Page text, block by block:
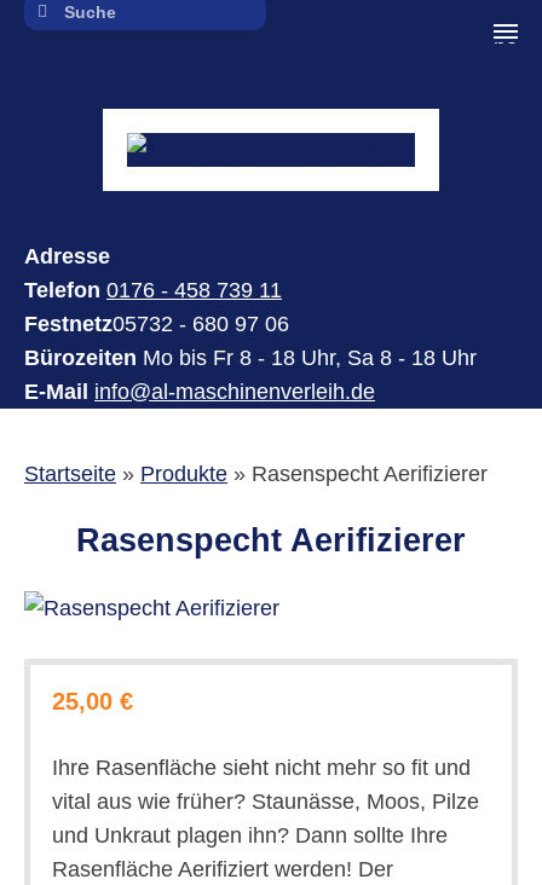
Adresse
Telefon 0176 - 458 739 11
Festnetz05732 - 680 97 06
Bürozeiten Mo bis Fr 8 - 18 Uhr, Sa 8 - 18 Uhr
E-Mail info@al-maschinenverleih.de
Startseite» Produkte» Rasenspecht Aerifizierer
Rasenspecht Aerifizierer
25,00 €
Ihre Rasenfläche sieht nicht mehr so fit und
vital aus wie früher? Staunässe, Moos, Pilze
und Unkraut plagen ihn? Dann sollte Ihre
Rasenfläche Aerifiziert werden! Der